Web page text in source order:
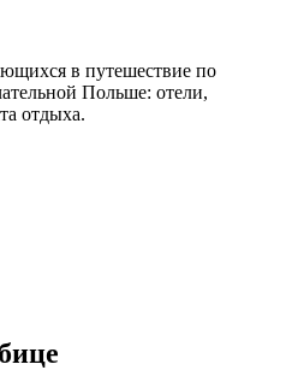
в путешествие по
Польше: отели,
отдыха.